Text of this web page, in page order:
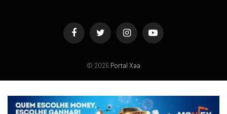
FacebookTwitter InstagramYouTube
© 2026 Portal Xaa